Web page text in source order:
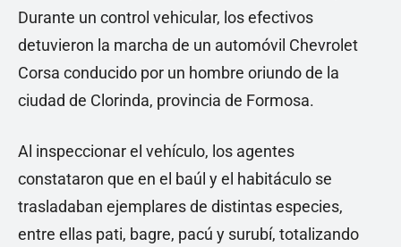
Durante un control vehicular, los efectivos
detuvieron la marcha de un automóvil Chevrolet
Corsa conducido por un hombre oriundo de la
ciudad de Clorinda, provincia de Formosa.
Al inspeccionar el vehículo, los agentes
constataron que en el baúl y el habitáculo se
trasladaban ejemplares de distintas especies,
entre ellas pati, bagre, pacú y surubí, totalizando